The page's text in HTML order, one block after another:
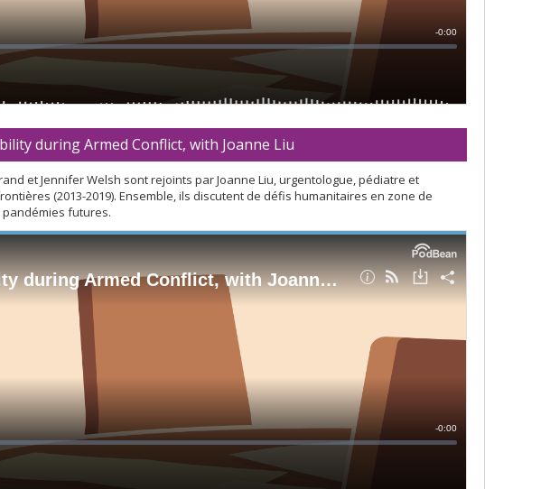
during Armed Conflict, with Joanne Liu
et Jennifer Welsh sont rejoints par Joanne Liu, urgentologue, pédiatre et
(2013-2019). Ensemble, ils discutent de défis humanitaires en zone de
futures.